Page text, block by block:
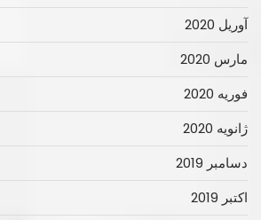
آوریل 2020
مارس 2020
فوریه 2020
ژانویه 2020
دسامبر 2019
اکتبر 2019